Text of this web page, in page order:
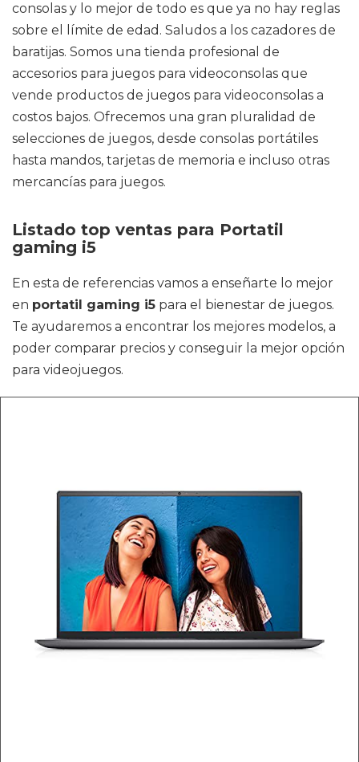
consolas y lo mejor de todo es que ya no hay reglas
sobre el límite de edad. Saludos a los cazadores de
baratijas. Somos una tienda profesional de
accesorios para juegos para videoconsolas que
vende productos de juegos para videoconsolas a
costos bajos. Ofrecemos una gran pluralidad de
selecciones de juegos, desde consolas portátiles
hasta mandos, tarjetas de memoria e incluso otras
mercancías para juegos.
Listado top ventas para Portatil
gaming i5
En esta de referencias vamos a enseñarte lo mejor
en portatil gaming i5 para el bienestar de juegos.
Te ayudaremos a encontrar los mejores modelos, a
poder comparar precios y conseguir la mejor opción
para videojuegos.